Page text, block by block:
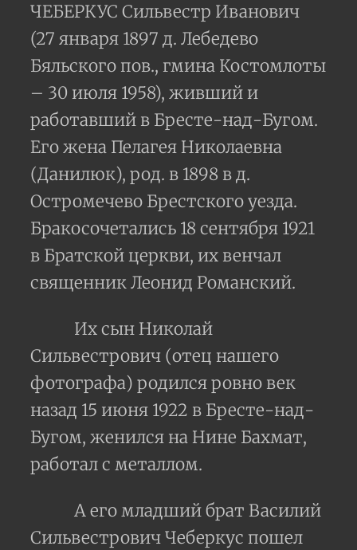
ЧЕБЕРКУС Сильвестр Иванович
(27 января 1897 д. Лебедево
Бяльского пов., гмина Костомлоты
– 30 июля 1958), живший и
работавший в Бресте-над-Бугом.
Его жена Пелагея Николаевна
(Данилюк), род. в 1898 в д.
Остромечево Брестского уезда.
Бракосочетались 18 сентября 1921
в Братской церкви, их венчал
священник Леонид Романский.
Их сын Николай
Сильвестрович (отец нашего
фотографа) родился ровно век
назад 15 июня 1922 в Бресте-над-
Бугом, женился на Нине Бахмат,
работал с металлом.
А его младший брат Василий
Сильвестрович Чеберкус пошел